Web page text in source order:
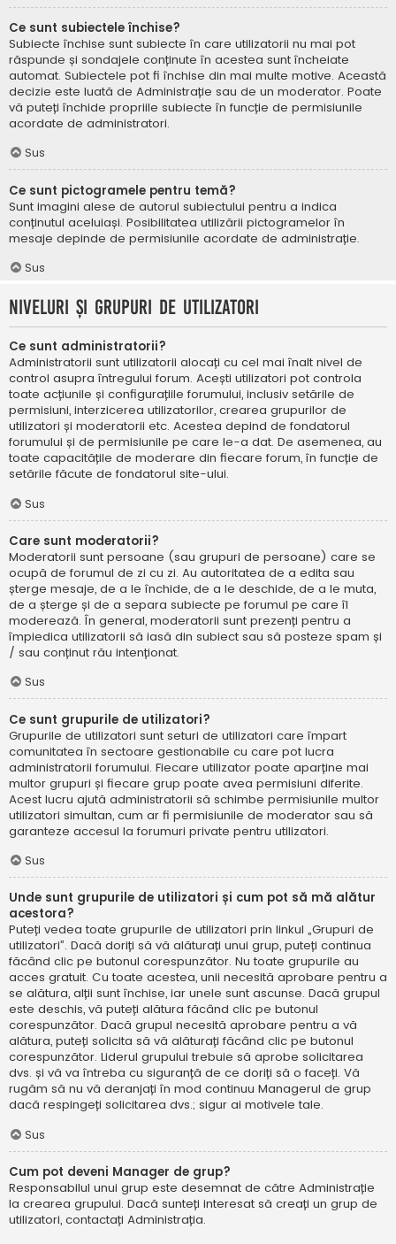
Ce sunt subiectele închise?
Subiecte închise sunt subiecte în care utilizatorii nu mai pot
răspunde și sondajele conținute în acestea sunt încheiate
automat. Subiectele pot fi închise din mai multe motive. Această
decizie este luată de Administrație sau de un moderator. Poate
vă puteți închide propriile subiecte în funcție de permisiunile
acordate de administratori.
Sus
Ce sunt pictogramele pentru temă?
Sunt imagini alese de autorul subiectului pentru a indica
conținutul aceluiași. Posibilitatea utilizării pictogramelor în
mesaje depinde de permisiunile acordate de administrație.
Sus
Niveluri și grupuri de utilizatori
Ce sunt administratorii?
Administratorii sunt utilizatorii alocați cu cel mai înalt nivel de
control asupra întregului forum. Acești utilizatori pot controla
toate acțiunile și configurațiile forumului, inclusiv setările de
permisiuni, interzicerea utilizatorilor, crearea grupurilor de
utilizatori și moderatorii etc. Acestea depind de fondatorul
forumului și de permisiunile pe care le-a dat. De asemenea, au
toate capacitățile de moderare din fiecare forum, în funcție de
setările făcute de fondatorul site-ului.
Sus
Care sunt moderatorii?
Moderatorii sunt persoane (sau grupuri de persoane) care se
ocupă de forumul de zi cu zi. Au autoritatea de a edita sau
șterge mesaje, de a le închide, de a le deschide, de a le muta,
de a șterge și de a separa subiecte pe forumul pe care îl
moderează. În general, moderatorii sunt prezenți pentru a
împiedica utilizatorii să iasă din subiect sau să posteze spam și
/ sau conținut rău intenționat.
Sus
Ce sunt grupurile de utilizatori?
Grupurile de utilizatori sunt seturi de utilizatori care împart
comunitatea în sectoare gestionabile cu care pot lucra
administratorii forumului. Fiecare utilizator poate aparține mai
multor grupuri și fiecare grup poate avea permisiuni diferite.
Acest lucru ajută administratorii să schimbe permisiunile multor
utilizatori simultan, cum ar fi permisiunile de moderator sau să
garanteze accesul la forumuri private pentru utilizatori.
Sus
Unde sunt grupurile de utilizatori și cum pot să mă alătur
acestora?
Puteți vedea toate grupurile de utilizatori prin linkul „Grupuri de
utilizatori”. Dacă doriți să vă alăturați unui grup, puteți continua
făcând clic pe butonul corespunzător. Nu toate grupurile au
acces gratuit. Cu toate acestea, unii necesită aprobare pentru a
se alătura, alții sunt închise, iar unele sunt ascunse. Dacă grupul
este deschis, vă puteți alătura făcând clic pe butonul
corespunzător. Dacă grupul necesită aprobare pentru a vă
alătura, puteți solicita să vă alăturați făcând clic pe butonul
corespunzător. Liderul grupului trebuie să aprobe solicitarea
dvs. și vă va întreba cu siguranță de ce doriți să o faceți. Vă
rugăm să nu vă deranjați în mod continuu Managerul de grup
dacă respingeți solicitarea dvs.; sigur ai motivele tale.
Sus
Cum pot deveni Manager de grup?
Responsabilul unui grup este desemnat de către Administrație
la crearea grupului. Dacă sunteți interesat să creați un grup de
utilizatori, contactați Administrația.